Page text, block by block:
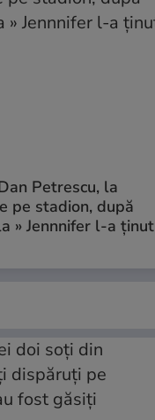
Petrescu, la
pe stadion, după
» Jennnifer l-a ținut